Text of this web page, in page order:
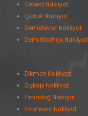
Cebeci Nakliyat
Çubuk Nakliyat
Demetevler Nakliyat
Demirlibahçe Nakliyat
Dikmen Nakliyat
Dışkapı Nakliyat
Elmadağ Nakliyat
Elvankent Nakliyat